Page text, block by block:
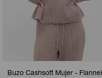
Buzo Cashsoft Mujer - Flannel